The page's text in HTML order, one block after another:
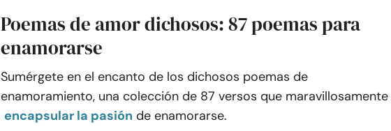
Poemas de amor dichosos: 87 poemas para
enamorarse
Sumérgete en el encanto de los dichosos poemas de
enamoramiento, una colección de 87 versos que maravillosamente
encapsular la pasión de enamorarse.